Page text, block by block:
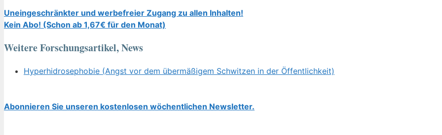
Uneingeschränkter und werbefreier Zugang zu allen Inhalten!
Kein Abo! (Schon ab 1,67€ für den Monat)
Weitere Forschungsartikel, News
Hyperhidrosephobie (Angst vor dem übermäßigem Schwitzen in der Öffentlichkeit)
Abonnieren Sie unseren kostenlosen wöchentlichen Newsletter.